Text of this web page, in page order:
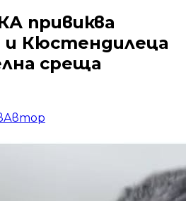
привиква
Кюстендилеца
среща
Автор